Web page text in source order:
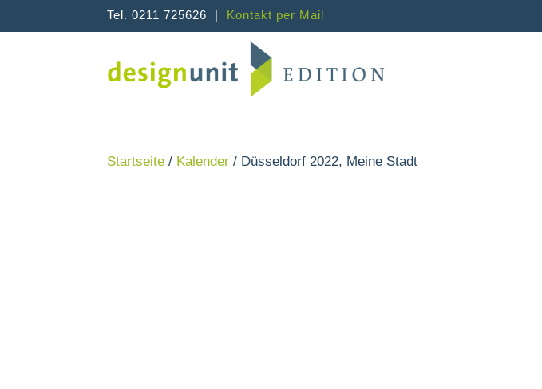
Tel. 0211 725626 | Kontakt per Mail
Startseite / Kalender / Düsseldorf 2022, Meine Stadt